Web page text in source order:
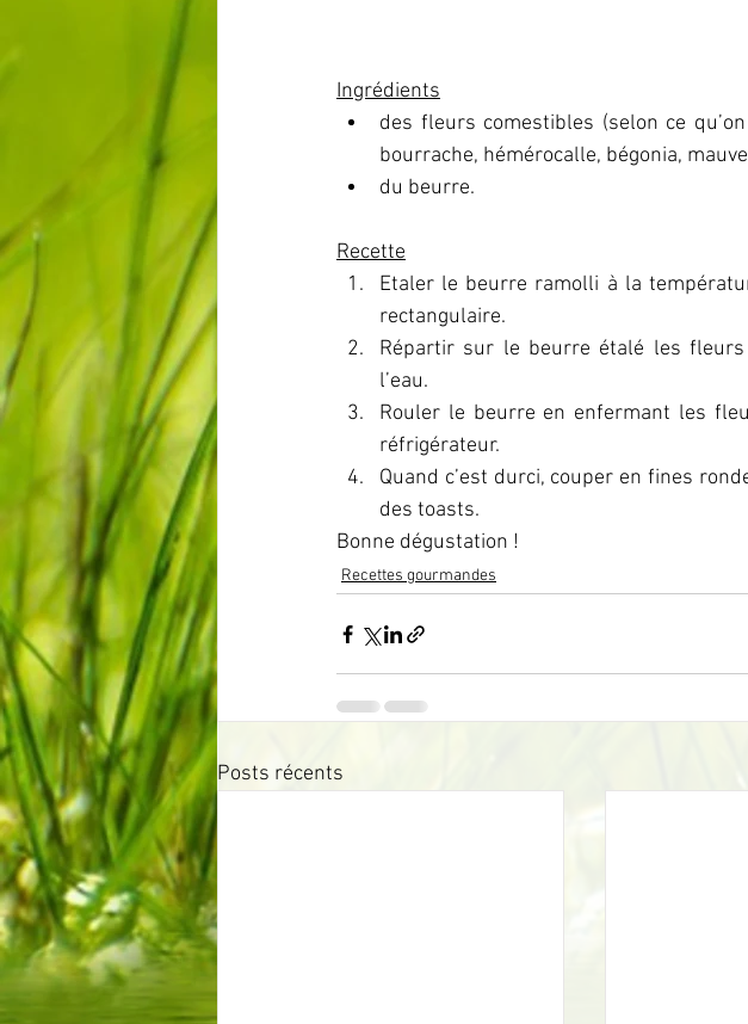
Ingrédients
des fleurs comestibles (selon ce
bourrache, hémérocalle, bégonia,
du beurre.
Recette
Etaler le beurre ramolli à la
rectangulaire.
Répartir sur le beurre étalé les
l’eau.
Rouler le beurre en enfermant les
réfrigérateur.
Quand c’est durci, couper en fines
des toasts.
Bonne dégustation !
Recettes gourmandes
Posts récents